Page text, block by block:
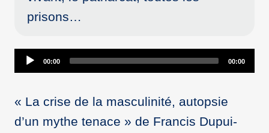
prisons…
Audio
Player
00:00 00:00
« La crise de la masculinité, autopsie
d’un mythe tenace » de Francis Dupui-